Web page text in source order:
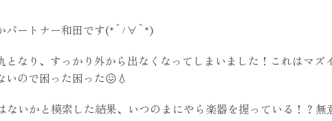
パートナー和田です(*´ﾉ∀`*)
となり、すっかり外から出なくなってしまいました！これはマズ
いので困った困った😖💧
ないかと模索した結果、いつのまにやら楽器を握っている！？